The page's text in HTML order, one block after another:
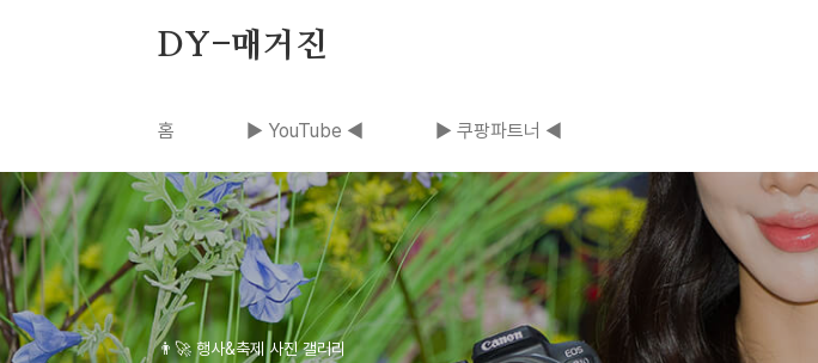
DY-매거진
홈 ▶ YouTube ◀ ▶ 쿠팡파트너 ◀
👨‍🚀 행사&축제 사진 갤러리